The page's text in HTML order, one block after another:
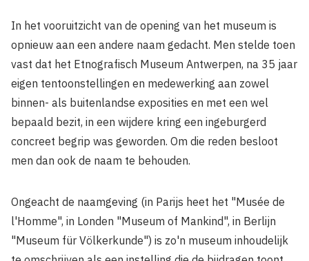
In het vooruitzicht van de opening van het museum is
opnieuw aan een andere naam gedacht. Men stelde toen
vast dat het Etnografisch Museum Antwerpen, na 35 jaar
eigen tentoonstellingen en medewerking aan zowel
binnen- als buitenlandse exposities en met een wel
bepaald bezit, in een wijdere kring een ingeburgerd
concreet begrip was geworden. Om die reden besloot
men dan ook de naam te behouden.
Ongeacht de naamgeving (in Parijs heet het "Musée de
l'Homme", in Londen "Museum of Mankind", in Berlijn
"Museum für Völkerkunde") is zo'n museum inhoudelijk